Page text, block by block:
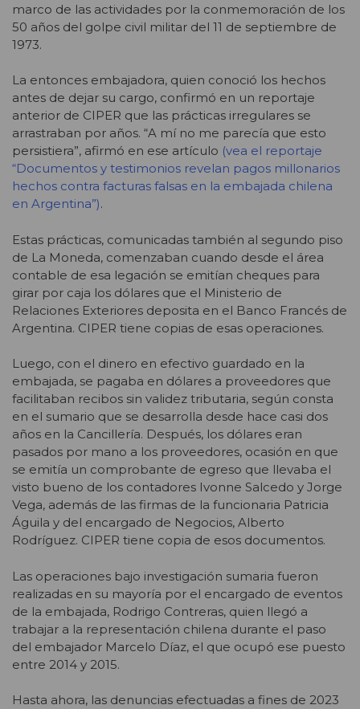
marco de las actividades por la conmemoración de los
50 años del golpe civil militar del 11 de septiembre de
1973.
La entonces embajadora, quien conoció los hechos
antes de dejar su cargo, confirmó en un reportaje
anterior de CIPER que las prácticas irregulares se
arrastraban por años. “A mí no me parecía que esto
persistiera”, afirmó en ese artículo (vea el reportaje
“Documentos y testimonios revelan pagos millonarios
hechos contra facturas falsas en la embajada chilena
en Argentina”).
Estas prácticas, comunicadas también al segundo piso
de La Moneda, comenzaban cuando desde el área
contable de esa legación se emitían cheques para
girar por caja los dólares que el Ministerio de
Relaciones Exteriores deposita en el Banco Francés de
Argentina. CIPER tiene copias de esas operaciones.
Luego, con el dinero en efectivo guardado en la
embajada, se pagaba en dólares a proveedores que
facilitaban recibos sin validez tributaria, según consta
en el sumario que se desarrolla desde hace casi dos
años en la Cancillería. Después, los dólares eran
pasados por mano a los proveedores, ocasión en que
se emitía un comprobante de egreso que llevaba el
visto bueno de los contadores Ivonne Salcedo y Jorge
Vega, además de las firmas de la funcionaria Patricia
Águila y del encargado de Negocios, Alberto
Rodríguez. CIPER tiene copia de esos documentos.
Las operaciones bajo investigación sumaria fueron
realizadas en su mayoría por el encargado de eventos
de la embajada, Rodrigo Contreras, quien llegó a
trabajar a la representación chilena durante el paso
del embajador Marcelo Díaz, el que ocupó ese puesto
entre 2014 y 2015.
Hasta ahora, las denuncias efectuadas a fines de 2023